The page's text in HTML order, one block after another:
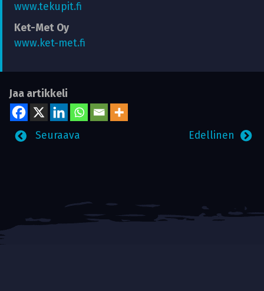
www.tekupit.fi
Ket-Met Oy
www.ket-met.fi
Jaa artikkeli
Edellinen
Seuraava